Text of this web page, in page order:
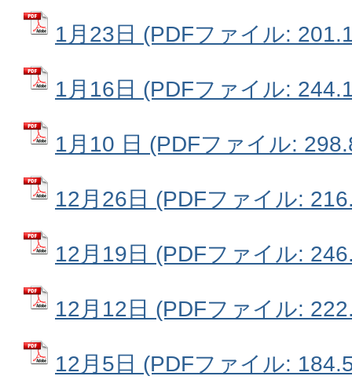
1月23日 (PDFファイル:
1月16日 (PDFファイル:
1月10 日 (PDFファイル:
12月26日 (PDFファイル:
12月19日 (PDFファイル:
12月12日 (PDFファイル:
12月5日 (PDFファイル: